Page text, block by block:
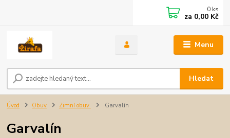
Menu
Hledat
0 ks
za 0,00 Kč
Úvod Obuv Zimní obuv Garvalín
Garvalín